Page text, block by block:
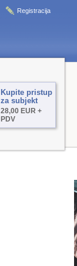
Registracija
Kupite pristup
za subjekt
28,00 EUR +
PDV